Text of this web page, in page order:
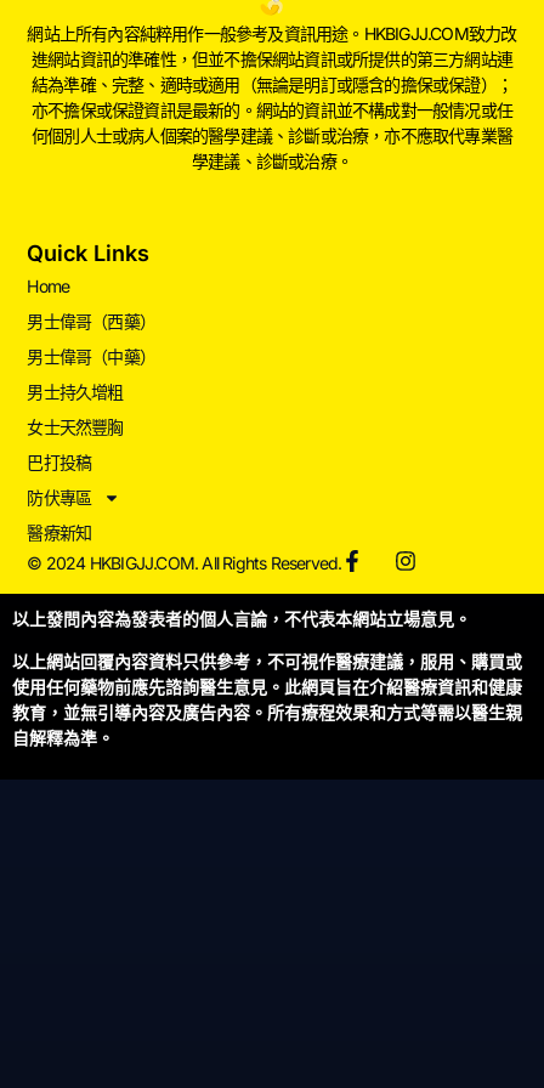
網站上所有內容純粹用作一般參考及資訊用途。HKBIGJJ.COM致力改
進網站資訊的準確性，但並不擔保網站資訊或所提供的第三方網站連
結為準確、完整、適時或適用（無論是明訂或隱含的擔保或保證）；
亦不擔保或保證資訊是最新的。網站的資訊並不構成對一般情况或任
何個別人士或病人個案的醫學建議、診斷或治療，亦不應取代專業醫
學建議、診斷或治療。
Quick Links
Home
男士偉哥（西藥）
男士偉哥（中藥）
男士持久增粗
女士天然豐胸
巴打投稿
防伏專區
醫療新知
© 2024 HKBIGJJ.COM. All Rights Reserved.
以上發問內容為發表者的個人言論，不代表本網站立場意見。
以上網站回覆內容資料只供參考，不可視作醫療建議，服用、購買或
使用任何藥物前應先諮詢醫生意見。此網頁旨在介紹醫療資訊和健康
教育，並無引導內容及廣告內容。所有療程效果和方式等需以醫生親
自解釋為準。